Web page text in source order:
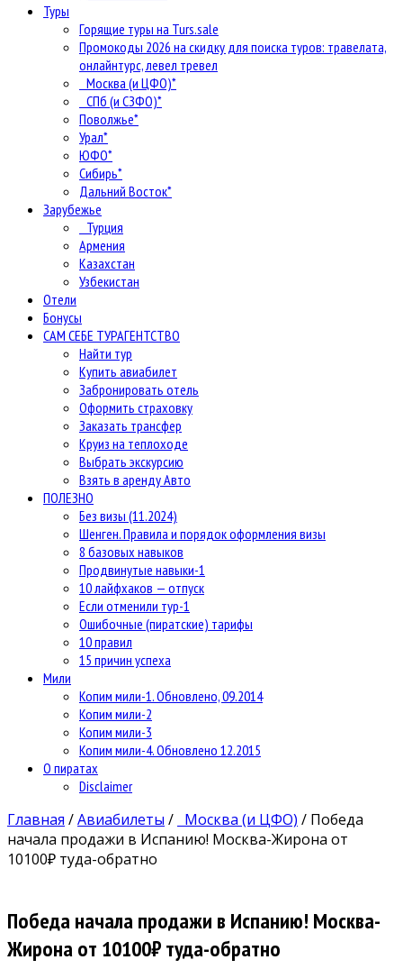
Туры
Горящие туры на Turs.sale
Промокоды 2026 на скидку для поиска туров: травелата,
онлайнтурс, левел тревел
Москва (и ЦФО)*
СПб (и СЗФО)*
Поволжье*
Урал*
ЮФО*
Сибирь*
Дальний Восток*
Зарубежье
Турция
Армения
Казахстан
Узбекистан
Отели
Бонусы
САМ СЕБЕ ТУРАГЕНТСТВО
Найти тур
Купить авиабилет
Забронировать отель
Оформить страховку
Заказать трансфер
Круиз на теплоходе
Выбрать экскурсию
Взять в аренду Авто
ПОЛЕЗНО
Без визы (11.2024)
Шенген. Правила и порядок оформления визы
8 базовых навыков
Продвинутые навыки-1
10 лайфхаков — отпуск
Если отменили тур-1
Ошибочные (пиратские) тарифы
10 правил
15 причин успеха
Мили
Копим мили-1. Обновлено, 09.2014
Копим мили-2
Копим мили-3
Копим мили-4. Обновлено 12.2015
О пиратах
Disclaimer
Главная /Авиабилеты / Москва (и ЦФО) / Победа
начала продажи в Испанию! Москва-Жирона от
10100₽ туда-обратно
Победа начала продажи в Испанию! Москва-
Жирона от 10100₽ туда-обратно